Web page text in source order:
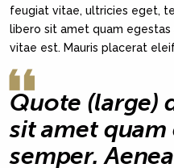
feugiat vitae, ultricies eget,
libero sit amet quam egestas
vitae est. Mauris placerat
Quote (large)
sit amet quam
semper.